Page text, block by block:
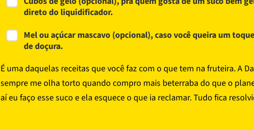
direto do liquidificador.
Mel ou açúcar mascavo (opcional), caso você queira um
de doçura.
É uma daquelas receitas que você faz com o que tem na fruteira. A
sempre me olha torto quando compro mais beterraba do que o
aí eu faço esse suco e ela esquece o que ia reclamar. Tudo fica